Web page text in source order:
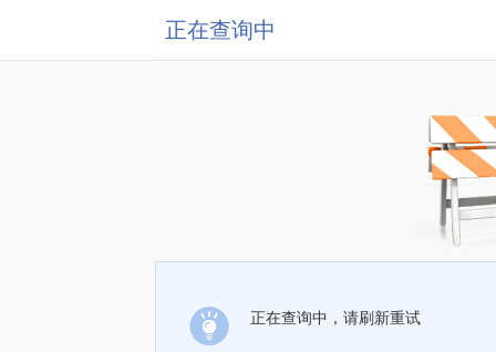
正在查询中
正在查询中，请刷新重试